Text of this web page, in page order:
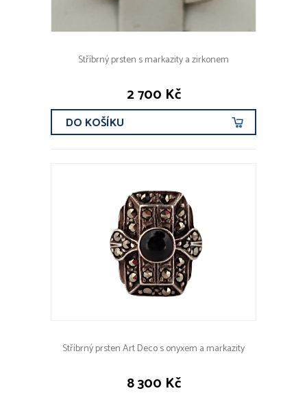
Stříbrný prsten s markazity a zirkonem
2 700 Kč
DO KOŠÍKU
Stříbrný prsten Art Deco s onyxem a markazity
8 300 Kč